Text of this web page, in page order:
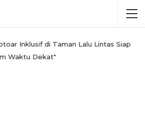
Inklusif di Taman Lalu Lintas Siap
Waktu Dekat"